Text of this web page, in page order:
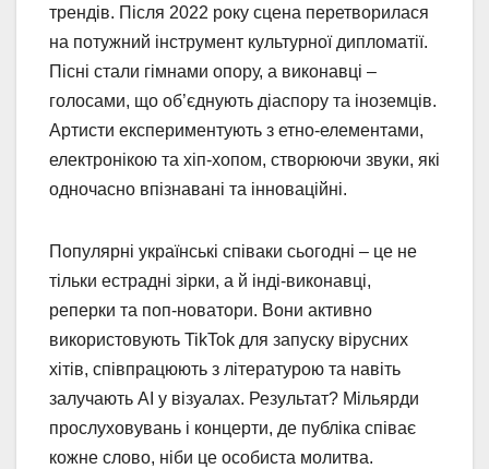
трендів. Після 2022 року сцена перетворилася
на потужний інструмент культурної дипломатії.
Пісні стали гімнами опору, а виконавці –
голосами, що об’єднують діаспору та іноземців.
Артисти експериментують з етно-елементами,
електронікою та хіп-хопом, створюючи звуки, які
одночасно впізнавані та інноваційні.
Популярні українські співаки сьогодні – це не
тільки естрадні зірки, а й інді-виконавці,
реперки та поп-новатори. Вони активно
використовують TikTok для запуску вірусних
хітів, співпрацюють з літературою та навіть
залучають AI у візуалах. Результат? Мільярди
прослуховувань і концерти, де публіка співає
кожне слово, ніби це особиста молитва.